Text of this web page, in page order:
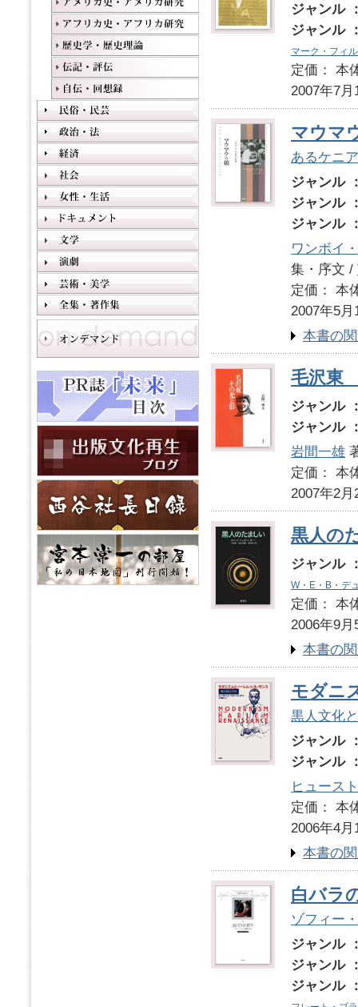
ジャンル
ジャンル
マーク・フィ
定価：
2007年7月
マウマ
あるケニ
ジャンル
ジャンル
ジャンル
ワンボイ
集・序文 /
定価：
2007年5月
本書の
毛沢東
ジャンル
ジャンル
岩間一雄
定価：
2007年2月
黒人の
ジャンル
W・E・B・デ
定価：
2006年9月
本書の
モダニ
黒人文化
ジャンル
ジャンル
ヒュース
定価：
2006年4月
本書の
白バラ
ゾフィー
ジャンル
ジャンル
ジャンル